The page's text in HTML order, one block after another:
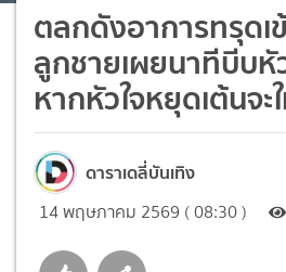
ตลกดังอาการทรุดเ
ลูกชายเผยนาทีบีบหั
หากหัวใจหยุดเต้นจะ
ดาราเดลี่บันเทิง
14 พฤษภาคม 2569 ( 08:30 )